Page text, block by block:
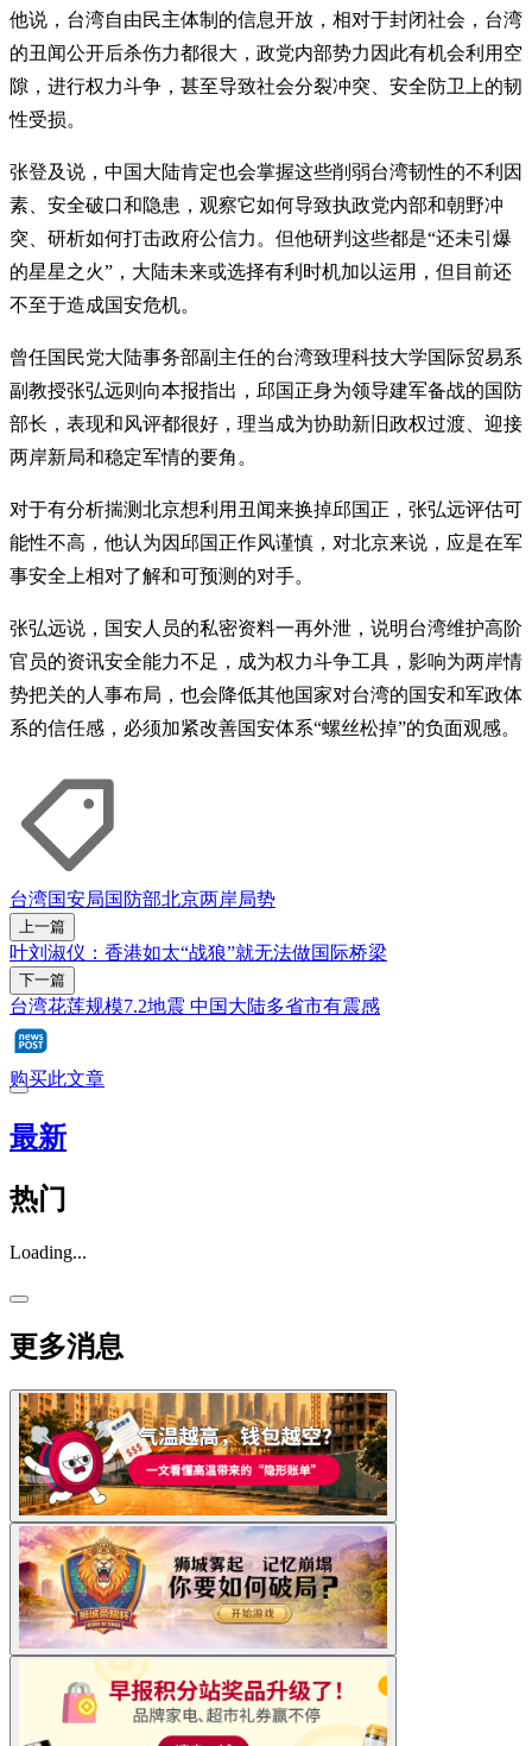
他说，台湾自由民主体制的信息开放，相对于封闭社会，台湾
的丑闻公开后杀伤力都很大，政党内部势力因此有机会利用空
隙，进行权力斗争，甚至导致社会分裂冲突、安全防卫上的韧
性受损。
张登及说，中国大陆肯定也会掌握这些削弱台湾韧性的不利因
素、安全破口和隐患，观察它如何导致执政党内部和朝野冲
突、研析如何打击政府公信力。但他研判这些都是“还未引爆
的星星之火”，大陆未来或选择有利时机加以运用，但目前还
不至于造成国安危机。
曾任国民党大陆事务部副主任的台湾致理科技大学国际贸易系
副教授张弘远则向本报指出，邱国正身为领导建军备战的国防
部长，表现和风评都很好，理当成为协助新旧政权过渡、迎接
两岸新局和稳定军情的要角。
对于有分析揣测北京想利用丑闻来换掉邱国正，张弘远评估可
能性不高，他认为因邱国正作风谨慎，对北京来说，应是在军
事安全上相对了解和可预测的对手。
张弘远说，国安人员的私密资料一再外泄，说明台湾维护高阶
官员的资讯安全能力不足，成为权力斗争工具，影响为两岸情
势把关的人事布局，也会降低其他国家对台湾的国安和军政体
系的信任感，必须加紧改善国安体系“螺丝松掉”的负面观感。
台湾国安局国防部北京两岸局势
上一篇
叶刘淑仪：香港如太“战狼”就无法做国际桥梁
下一篇
台湾花莲规模7.2地震 中国大陆多省市有震感
购买此文章
最新
热门
Loading...
更多消息